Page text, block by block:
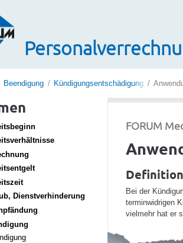
Beendigung Kündigungsentschädigung
Dienst­ver­hin­de­rung
FORUM
Definition
Bei der
terminwidrigen
vielmehr hat er